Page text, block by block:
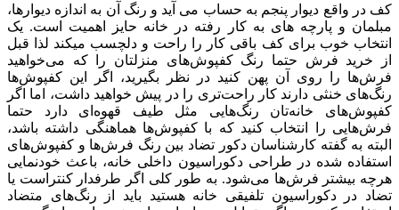
کف در واقع دیوار پنجم به حساب می­ آید و رنگ آن به اندازه دیوارها،
مبلمان و پارچه­ های به کار رفته در خانه حایز اهمیت است. یک
انتخاب خوب برای کف باقی کار را راحت و دلچسب می­کند لذا قبل
از خرید فرش حتما رنگ کفپوش‌های منزلتان را که می‌خواهید
فرش‌ها را روی آن پهن کنید در نظر بگیرید، اگر این کفپوش‌ها
رنگ‌های خنثی دارند کار راحت‌تری را در پیش خواهید داشت، اما اگر
کفپوش‌های خانه‌تان رنگ‌هایی مثل طیف قهوه‌ای دارد حتما
فرش‌هایی را انتخاب کنید که با کفپوش‌ها هماهنگی داشته باشد،
البته به گفته کارشناسان دکور تضاد بین رنگ فرش‌ها و کفپوش‌های
استفاده شده در طراحی دکوراسیون داخلی خانه، باعث خودنمایی
هرچه بیشتر فرش‌ها می‌شود. به طور کلی اگر طرفدار کنتراست یا
تضاد در دکوراسیون تلفیقی خانه هستید باید از رنگ‌های متضاد